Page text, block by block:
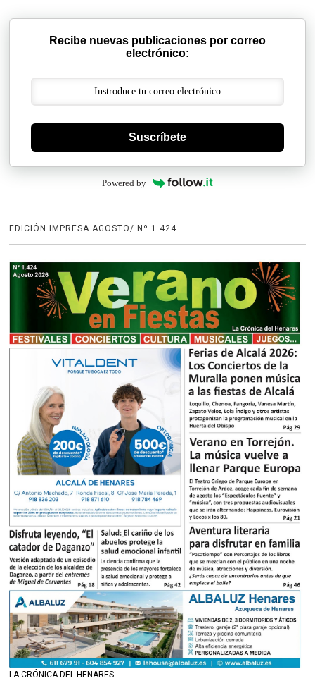
Recibe nuevas publicaciones por correo
electrónico:
Suscríbete
Powered by
EDICIÓN IMPRESA AGOSTO/ Nº 1.424
LA CRÓNICA DEL HENARES